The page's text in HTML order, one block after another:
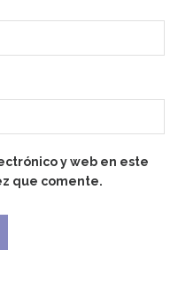
y web en este
que comente.